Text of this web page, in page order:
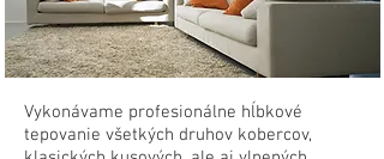
Vykonávame profesionálne hĺbkové
tepovanie všetkých druhov kobercov,